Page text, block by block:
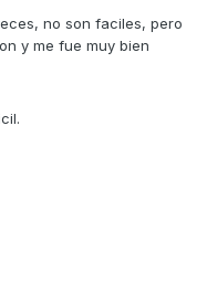
no son faciles, pero
y me fue muy bien